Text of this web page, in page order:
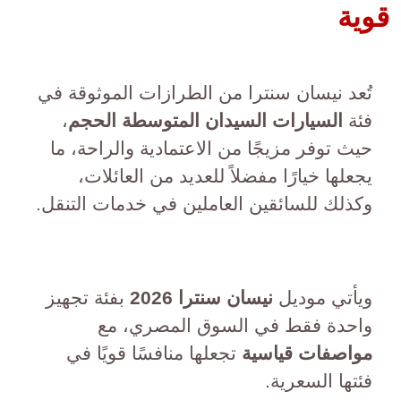
قوية
تُعد نيسان سنترا من الطرازات الموثوقة في
فئة السيارات السيدان المتوسطة الحجم،
حيث توفر مزيجًا من الاعتمادية والراحة، ما
يجعلها خيارًا مفضلاً للعديد من العائلات،
وكذلك للسائقين العاملين في خدمات التنقل.
ويأتي موديل نيسان سنترا 2026
بفئة تجهيز
واحدة فقط في السوق المصري، مع
مواصفات قياسية تجعلها منافسًا قويًا في
فئتها السعرية.